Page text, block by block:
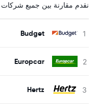
نقدم مقارنة بين جميع
Budget
Europcar
Hertz